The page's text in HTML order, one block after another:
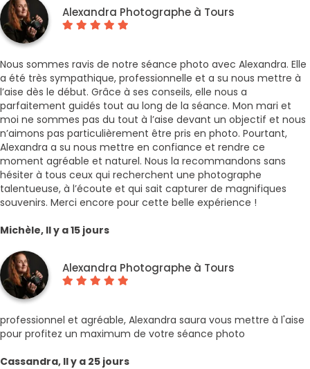
Alexandra Photographe à Tours
Nous sommes ravis de notre séance photo avec Alexandra. Elle
a été très sympathique, professionnelle et a su nous mettre à
l’aise dès le début. Grâce à ses conseils, elle nous a
parfaitement guidés tout au long de la séance. Mon mari et
moi ne sommes pas du tout à l’aise devant un objectif et nous
n’aimons pas particulièrement être pris en photo. Pourtant,
Alexandra a su nous mettre en confiance et rendre ce
moment agréable et naturel. Nous la recommandons sans
hésiter à tous ceux qui recherchent une photographe
talentueuse, à l’écoute et qui sait capturer de magnifiques
souvenirs. Merci encore pour cette belle expérience !
Michèle, Il y a 15 jours
Alexandra Photographe à Tours
professionnel et agréable, Alexandra saura vous mettre à l'aise
pour profitez un maximum de votre séance photo
Cassandra, Il y a 25 jours